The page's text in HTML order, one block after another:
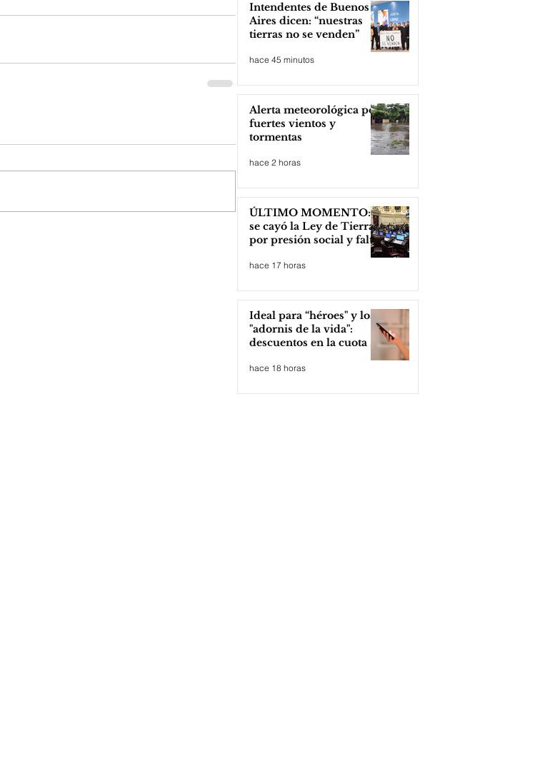
Intendentes de Buenos
Aires dicen: “nuestras
tierras no se venden”
hace 45 minutos
Alerta meteorológica por
fuertes vientos y
tormentas
hace 2 horas
ÚLTIMO MOMENTO:
se cayó la Ley de Tierras
por presión social y falta
hace 17 horas
Ideal para “héroes" y los
"adornis de la vida":
descuentos en la cuota 4
hace 18 horas